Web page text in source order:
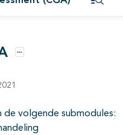
Opties
de volgende submodules: